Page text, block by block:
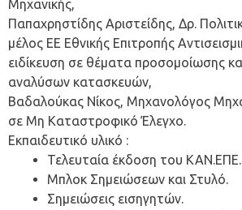
Μηχανικής,
Παπαχρηστίδης Αριστείδης, Δρ.
μέλος ΕΕ Εθνικής Επιτροπής
ειδίκευση σε θέματα προσομοίωσης
αναλύσων κατασκευών,
Βαδαλούκας Νίκος, Μηχανολόγος
σε Μη Καταστροφικό Έλεγχο.
Εκπαιδευτικό υλικό :
Τελευταία έκδοση του
Μπλοκ Σημειώσεων και Στυλό.
Σημειώσεις εισηγητών.